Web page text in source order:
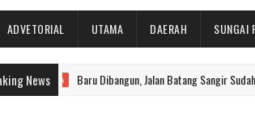
ADVETORIAL UTAMA DAERAH SUNGAI
News
Baru Dibangun, Jalan Batang Sangir Sudah Rusak dan